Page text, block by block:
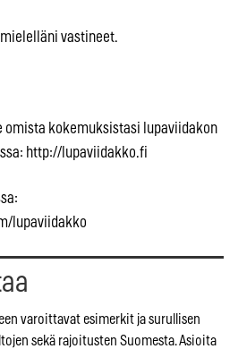
vastineet.
omista kokemuksistasi lupaviidakon
http://lupaviidakko.fi
lupaviidakko
varoittavat esimerkit ja surullisen
sekä rajoitusten Suomesta. Asioita